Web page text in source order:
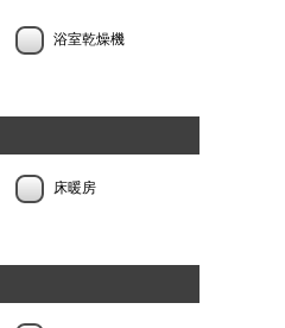
浴室乾燥機
床暖房